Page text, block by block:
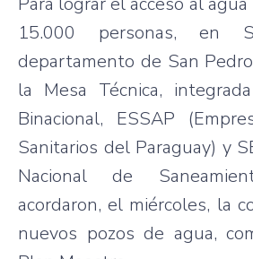
15.000 personas, en
departamento de San
la Mesa Técnica,
Binacional, ESSAP
Sanitarios del Paraguay) y
Nacional de
acordaron, el miércoles, la
nuevos pozos de agua,